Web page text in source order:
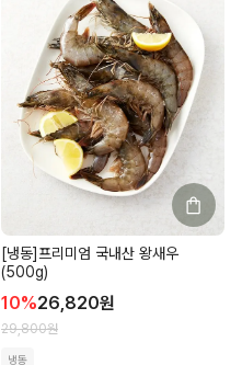
[냉동]프리미엄 국내산 왕새우
(500g)
10%26,820원
29,800원
냉동